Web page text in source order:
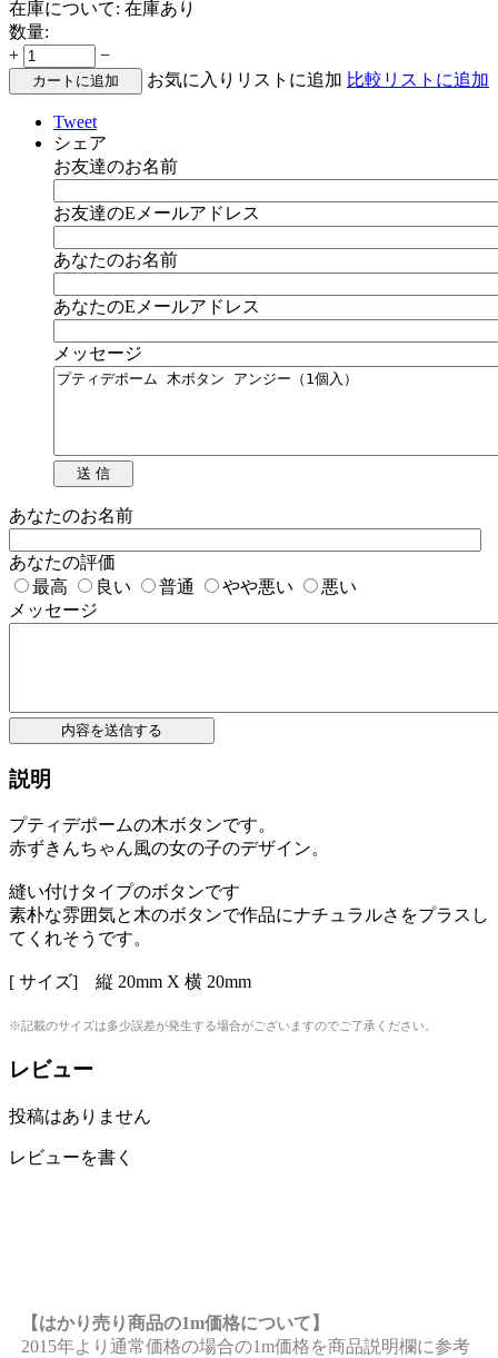
在庫について: 在庫あり
数量:
+
−
カートに追加 お気に入りリストに追加 比較リストに追加
Tweet
シェア
お友達のお名前
お友達のEメールアドレス
あなたのお名前
あなたのEメールアドレス
メッセージ
送 信
あなたのお名前
あなたの評価
最高
良い 普通 やや悪い
悪い
メッセージ
内容を送信する
説明
プティデポームの木ボタンです。
赤ずきんちゃん風の女の子のデザイン。
縫い付けタイプのボタンです
素朴な雰囲気と木のボタンで作品にナチュラルさをプラスし
てくれそうです。
[ サイズ] 縦 20mm X 横 20mm
※記載のサイズは多少誤差が発生する場合がございますのでご了承ください。
レビュー
投稿はありません
レビューを書く
【はかり売り商品の1m価格について】
2015年より通常価格の場合の1m価格を商品説明欄に参考